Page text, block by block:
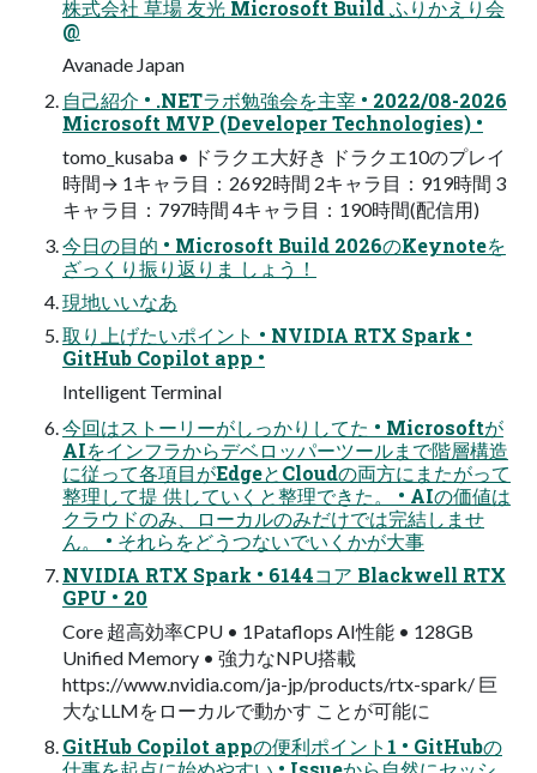
株式会社 草場 友光 Microsoft Build ふりかえり会
@
Avanade Japan
自己紹介 • .NETラボ勉強会を主宰 • 2022/08-2026
Microsoft MVP (Developer Technologies) •
tomo_kusaba • ドラクエ大好き ドラクエ10のプレイ
時間→ 1キャラ目：2692時間 2キャラ目：919時間 3
キャラ目：797時間 4キャラ目：190時間(配信用)
今日の目的 • Microsoft Build 2026のKeynoteを
ざっくり振り返りま しょう！
現地いいなあ
取り上げたいポイント • NVIDIA RTX Spark •
GitHub Copilot app •
Intelligent Terminal
今回はストーリーがしっかりしてた • Microsoftが
AIをインフラからデベロッパーツールまで階層構造
に従って各項目がEdgeとCloudの両方にまたがって
整理して提 供していくと整理できた。 • AIの価値は
クラウドのみ、ローカルのみだけでは完結しませ
ん。 • それらをどうつないでいくかが大事
NVIDIA RTX Spark • 6144コア Blackwell RTX
GPU • 20
Core 超高効率CPU • 1Pataflops AI性能 • 128GB
Unified Memory • 強力なNPU搭載
https://www.nvidia.com/ja-jp/products/rtx-spark/ 巨
大なLLMをローカルで動かす ことが可能に
GitHub Copilot appの便利ポイント1 • GitHubの